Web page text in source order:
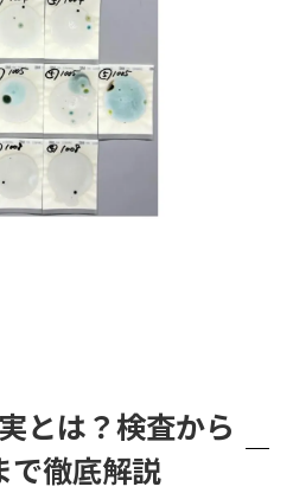
とは？検査から
で徹底解説